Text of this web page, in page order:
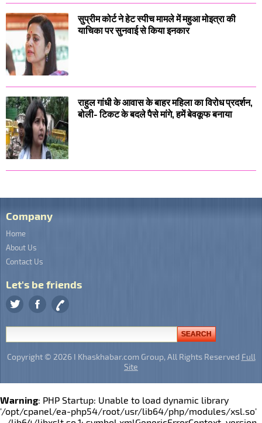
सुप्रीम कोर्ट ने हेट स्पीच मामले में महुआ मोइत्रा की
याचिका पर सुनवाई से किया इनकार
राहुल गांधी के आवास के बाहर महिला का विरोध प्रदर्शन,
बोली- टिकट के बदले पैसे मांगे, हमें बेवकूफ बनाया
Company
Home
About Us
Contact Us
Let's be friends
Copyright © 2026 I Khaskhabar.com Group, All Rights Reserved Full
Site
Warning: PHP Startup: Unable to load dynamic library
'/opt/cpanel/ea-php54/root/usr/lib64/php/modules/xsl.so'